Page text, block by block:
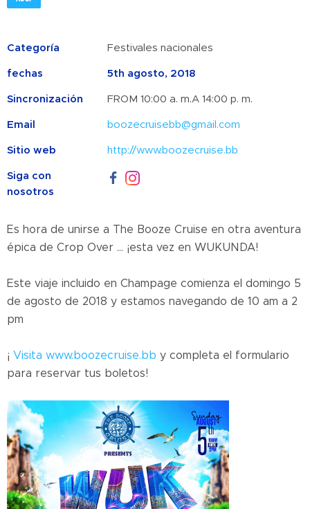
Categoría Festivales nacionales
fechas 5th agosto, 2018
Sincronización FROM 10:00 a. m.A 14:00 p. m.
Email boozecruisebb@gmail.com
Sitio web http://www.boozecruise.bb
Siga con
nosotros
Es hora de unirse a The Booze Cruise en otra aventura
épica de Crop Over ... ¡esta vez en WUKUNDA!
Este viaje incluido en Champage comienza el domingo 5
de agosto de 2018 y estamos navegando de 10 am a 2
pm
¡ Visita www.boozecruise.bb y completa el formulario
para reservar tus boletos!